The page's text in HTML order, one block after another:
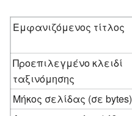
Εμφανιζόμενος τίτλος
Προεπιλεγμένο κλειδί
ταξινόμησης
Μήκος σελίδας (σε bytes)